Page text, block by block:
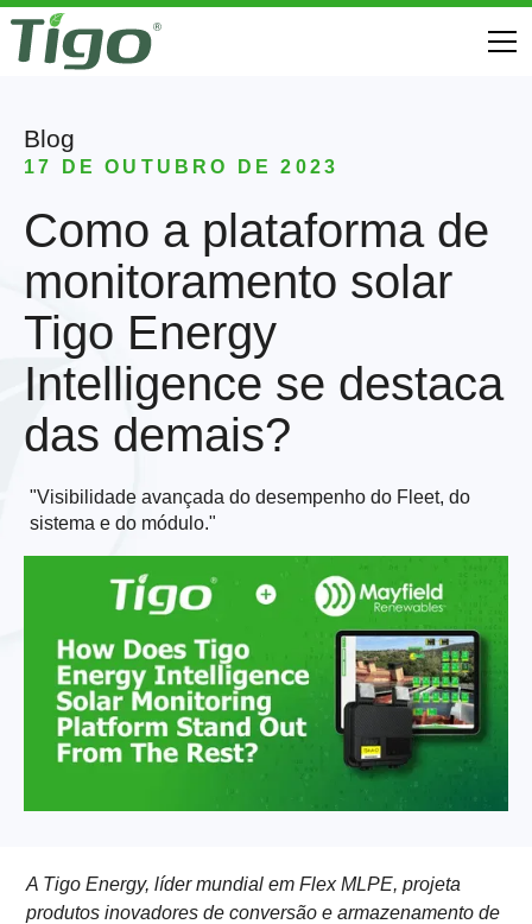
Blog
17 DE OUTUBRO DE 2023
Como a plataforma de
monitoramento solar
Tigo Energy
Intelligence se destaca
das demais?
"Visibilidade avançada do desempenho do Fleet, do
sistema e do módulo."
A Tigo Energy, líder mundial em Flex MLPE, projeta
produtos inovadores de conversão e armazenamento de